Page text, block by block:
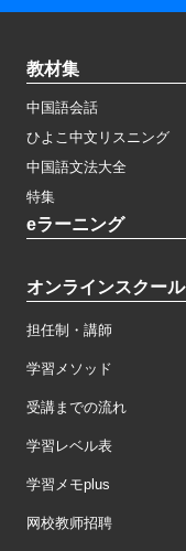
教材集
中国語会話
ひよこ中文リスニング
中国語文法大全
特集
eラーニング
オンラインスクール
担任制・講師
学習メソッド
受講までの流れ
学習レベル表
学習メモplus
网校教师招聘